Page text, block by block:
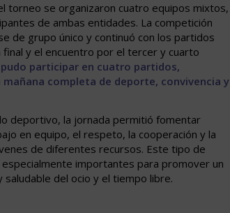
torneo se organizaron cuatro equipos mixtos,
de ambas entidades. La competición
de grupo único y continuó con los partidos
final y el encuentro por el tercer y cuarto
pudo participar en cuatro partidos,
completa de deporte, convivencia y
deportivo, la jornada permitió fomentar
en equipo, el respeto, la cooperación y la
de diferentes recursos. Este tipo de
importantes para promover un
saludable del ocio y el tiempo libre.